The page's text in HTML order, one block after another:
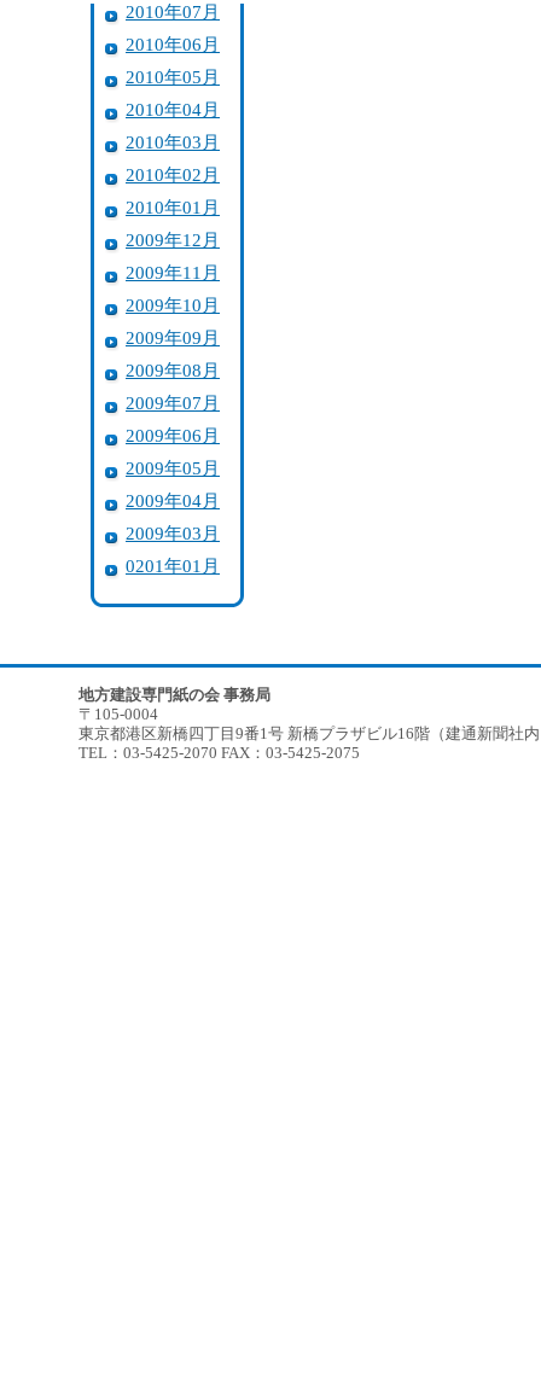
2010年07月
2010年06月
2010年05月
2010年04月
2010年03月
2010年02月
2010年01月
2009年12月
2009年11月
2009年10月
2009年09月
2009年08月
2009年07月
2009年06月
2009年05月
2009年04月
2009年03月
0201年01月
地方建設専門紙の会 事務局
〒105-0004
東京都港区新橋四丁目9番1号 新橋プラザビル16階（建通新聞社
TEL：03-5425-2070 FAX：03-5425-2075